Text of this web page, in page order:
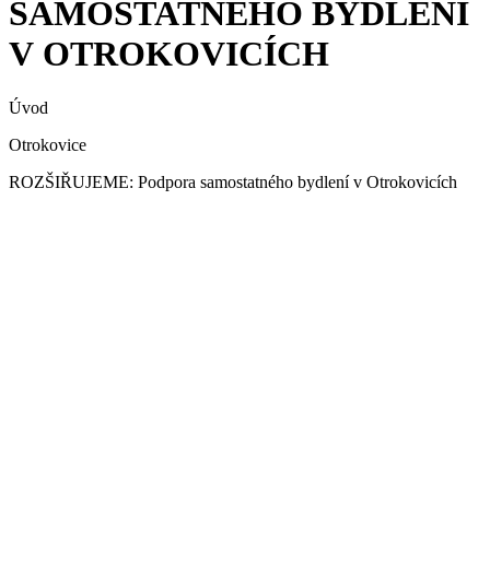
SAMOSTATNÉHO BYDLENÍ
V OTROKOVICÍCH
Úvod
Otrokovice
ROZŠIŘUJEME: Podpora samostatného bydlení v Otrokovicích